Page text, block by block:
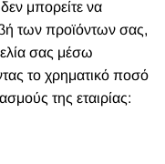
μπορείτε να
των προϊόντων σας,
σας μέσω
το χρηματικό ποσό
της εταιρίας: